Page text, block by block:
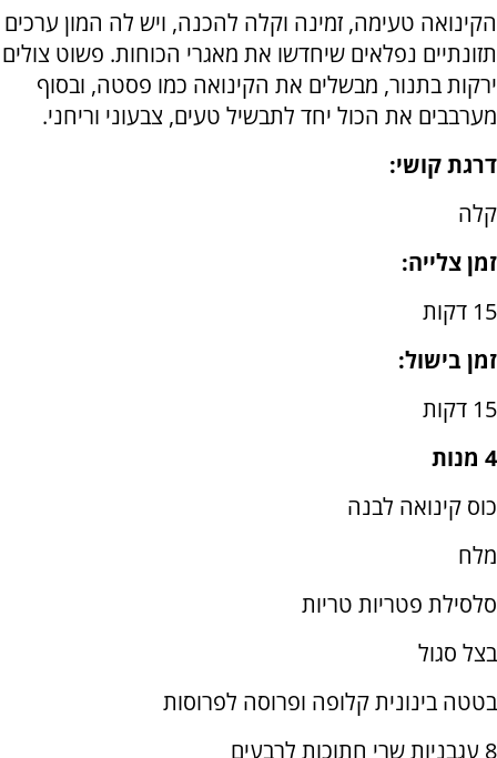
הקינואה טעימה, זמינה וקלה להכנה, ויש לה המון ערכים
תזונתיים נפלאים שיחדשו את מאגרי הכוחות. פשוט צולים
ירקות בתנור, מבשלים את הקינואה כמו פסטה, ובסוף
מערבבים את הכול יחד לתבשיל טעים, צבעוני וריחני.
דרגת קושי:
קלה
זמן צלייה:
15 דקות
זמן בישול:
15 דקות
4 מנות
כוס קינואה לבנה
מלח
סלסילת פטריות טריות
בצל סגול
בטטה בינונית קלופה ופרוסה לפרוסות
8 עגבניות שרי חתוכות לרבעים